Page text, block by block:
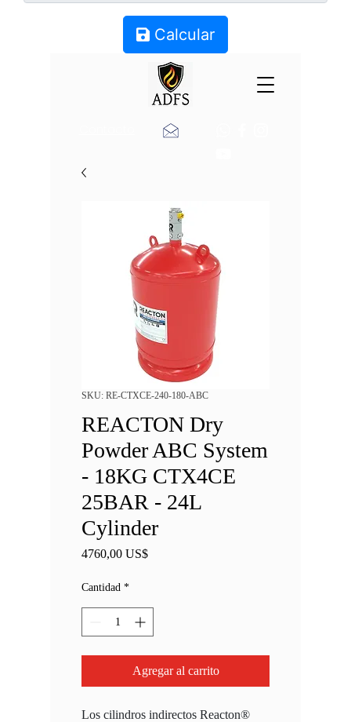
Calcular
SKU: RE-CTXCE-240-180-ABC
REACTON Dry
Powder ABC System
- 18KG CTX4CE
25BAR - 24L
Cylinder
4760,00 US$Precio
Cantidad *
Agregar al carrito
Los cilindros indirectos Reacton®